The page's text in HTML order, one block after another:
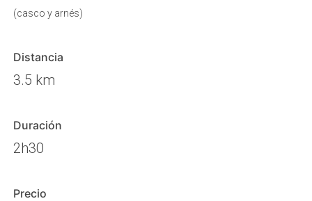
(casco y arnés)
Distancia
3.5 km
Duración
2h30
Precio